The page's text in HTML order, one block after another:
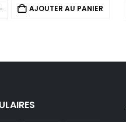
AJOUTER AU PANIER